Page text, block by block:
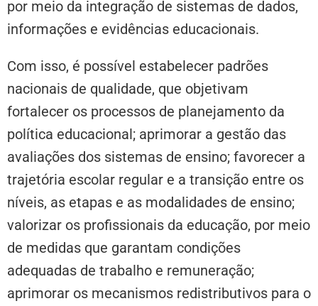
por meio da integração de sistemas de dados,
informações e evidências educacionais.
Com isso, é possível estabelecer padrões
nacionais de qualidade, que objetivam
fortalecer os processos de planejamento da
política educacional; aprimorar a gestão das
avaliações dos sistemas de ensino; favorecer a
trajetória escolar regular e a transição entre os
níveis, as etapas e as modalidades de ensino;
valorizar os profissionais da educação, por meio
de medidas que garantam condições
adequadas de trabalho e remuneração;
aprimorar os mecanismos redistributivos para o